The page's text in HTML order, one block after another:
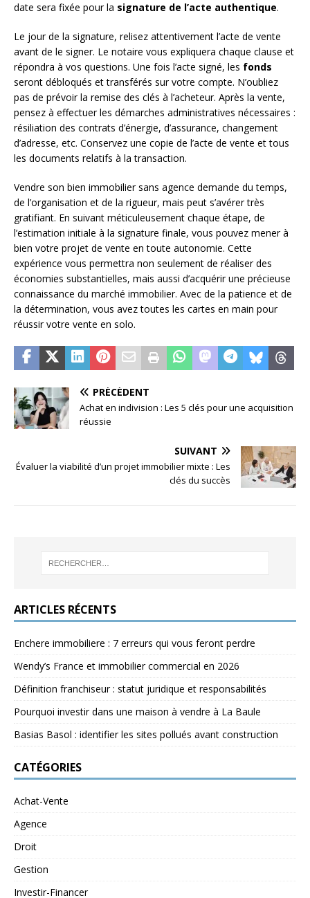
date sera fixée pour la signature de l’acte authentique.
Le jour de la signature, relisez attentivement l’acte de vente
avant de le signer. Le notaire vous expliquera chaque clause et
répondra à vos questions. Une fois l’acte signé, les fonds
seront débloqués et transférés sur votre compte. N’oubliez
pas de prévoir la remise des clés à l’acheteur. Après la vente,
pensez à effectuer les démarches administratives nécessaires :
résiliation des contrats d’énergie, d’assurance, changement
d’adresse, etc. Conservez une copie de l’acte de vente et tous
les documents relatifs à la transaction.
Vendre son bien immobilier sans agence demande du temps,
de l’organisation et de la rigueur, mais peut s’avérer très
gratifiant. En suivant méticuleusement chaque étape, de
l’estimation initiale à la signature finale, vous pouvez mener à
bien votre projet de vente en toute autonomie. Cette
expérience vous permettra non seulement de réaliser des
économies substantielles, mais aussi d’acquérir une précieuse
connaissance du marché immobilier. Avec de la patience et de
la détermination, vous avez toutes les cartes en main pour
réussir votre vente en solo.
PRÉCÉDENT
Achat en indivision : Les 5 clés pour une acquisition
réussie
SUIVANT
Évaluer la viabilité d’un projet immobilier mixte : Les
clés du succès
ARTICLES RÉCENTS
Enchere immobiliere : 7 erreurs qui vous feront perdre
Wendy’s France et immobilier commercial en 2026
Définition franchiseur : statut juridique et responsabilités
Pourquoi investir dans une maison à vendre à La Baule
Basias Basol : identifier les sites pollués avant construction
CATÉGORIES
Achat-Vente
Agence
Droit
Gestion
Investir-Financer